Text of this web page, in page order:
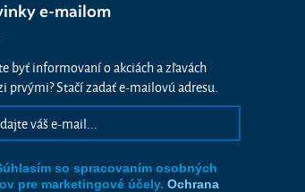
e-mailom
byť informovaní o akciách a zľavách
prvými? Stačí zadať e-mailovú adresu.
so spracovaním osobných
pre marketingové účely. Ochrana